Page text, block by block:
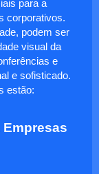
para a
corporativos.
podem ser
visual da
e
e sofisticado.
estão: